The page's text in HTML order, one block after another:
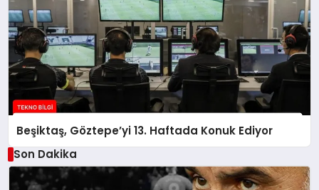
Beşiktaş, Göztepe’yi 13. Haftada Konuk Ediyor
Son Dakika